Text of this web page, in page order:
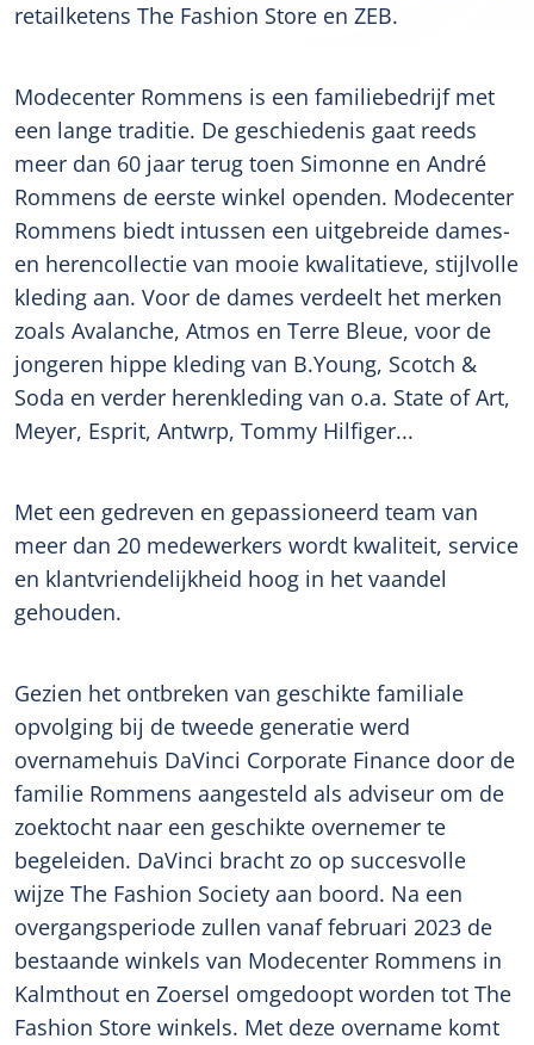
retailketens The Fashion Store en ZEB.
Modecenter Rommens is een familiebedrijf met
een lange traditie. De geschiedenis gaat reeds
meer dan 60 jaar terug toen Simonne en André
Rommens de eerste winkel openden. Modecenter
Rommens biedt intussen een uitgebreide dames-
en herencollectie van mooie kwalitatieve, stijlvolle
kleding aan. Voor de dames verdeelt het merken
zoals Avalanche, Atmos en Terre Bleue, voor de
jongeren hippe kleding van B.Young, Scotch &
Soda en verder herenkleding van o.a. State of Art,
Meyer, Esprit, Antwrp, Tommy Hilfiger...
Met een gedreven en gepassioneerd team van
meer dan 20 medewerkers wordt kwaliteit, service
en klantvriendelijkheid hoog in het vaandel
gehouden.
Gezien het ontbreken van geschikte familiale
opvolging bij de tweede generatie werd
overnamehuis DaVinci Corporate Finance door de
familie Rommens aangesteld als adviseur om de
zoektocht naar een geschikte overnemer te
begeleiden. DaVinci bracht zo op succesvolle
wijze The Fashion Society aan boord. Na een
overgangsperiode zullen vanaf februari 2023 de
bestaande winkels van Modecenter Rommens in
Kalmthout en Zoersel omgedoopt worden tot The
Fashion Store winkels. Met deze overname komt